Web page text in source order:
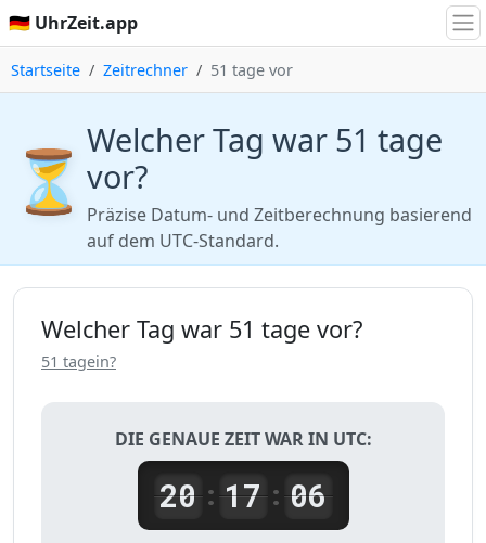
🇩🇪 UhrZeit.app
Startseite Zeitrechner 51 tage vor
⏳ Welcher Tag war 51 tage
vor?
Präzise Datum- und Zeitberechnung basierend
auf dem UTC-Standard.
Welcher Tag war 51 tage vor?
51 tagein?
DIE GENAUE ZEIT WAR IN UTC:
20: 17: 06